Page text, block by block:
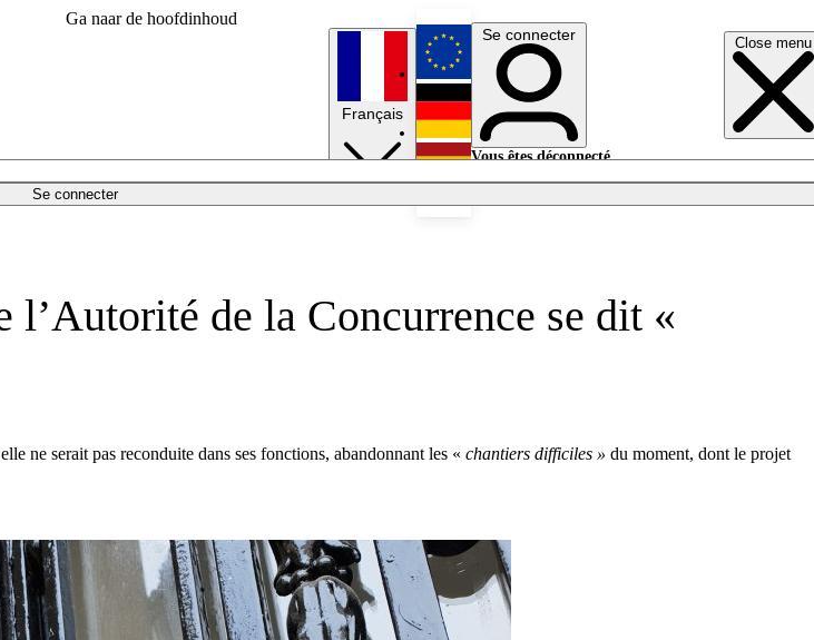
Ga naar de hoofdinhoud
Close menu
Se connecter
Français
English
Deutsch
Se connecter
Vous êtes déconnecté.
l’Autorité de la Concurrence se dit «
ne serait pas reconduite dans ses fonctions, abandonnant les « chantiers difficiles » du moment, dont le projet